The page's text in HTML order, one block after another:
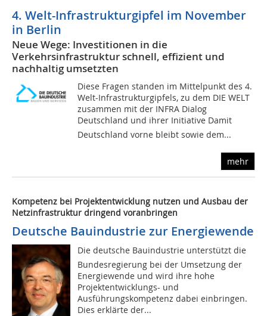
4. Welt-Infrastrukturgipfel im November
in Berlin
Neue Wege: Investitionen in die
Verkehrsinfrastruktur schnell, effizient und
nachhaltig umsetzten
Diese Fragen standen im Mittelpunkt des 4.
Welt-Infrastrukturgipfels, zu dem DIE WELT
zusammen mit der INFRA Dialog
Deutschland und ihrer Initiative Damit
Deutschland vorne bleibt sowie dem...
mehr
Kompetenz bei Projektentwicklung nutzen und Ausbau der
Netzinfrastruktur dringend voranbringen
Deutsche Bauindustrie zur Energiewende
Die deutsche Bauindustrie unterstützt die
Bundesregierung bei der Umsetzung der
Energiewende und wird ihre hohe
Projektentwicklungs- und
Ausführungskompetenz dabei einbringen.
Dies erklärte der...